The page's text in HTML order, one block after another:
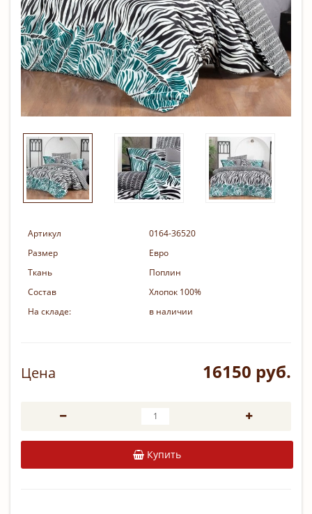
Артикул
0164-36520
Размер
Евро
Ткань
Поплин
Состав
Хлопок 100%
На складе:
в наличии
Цена 16150 руб.
Купить